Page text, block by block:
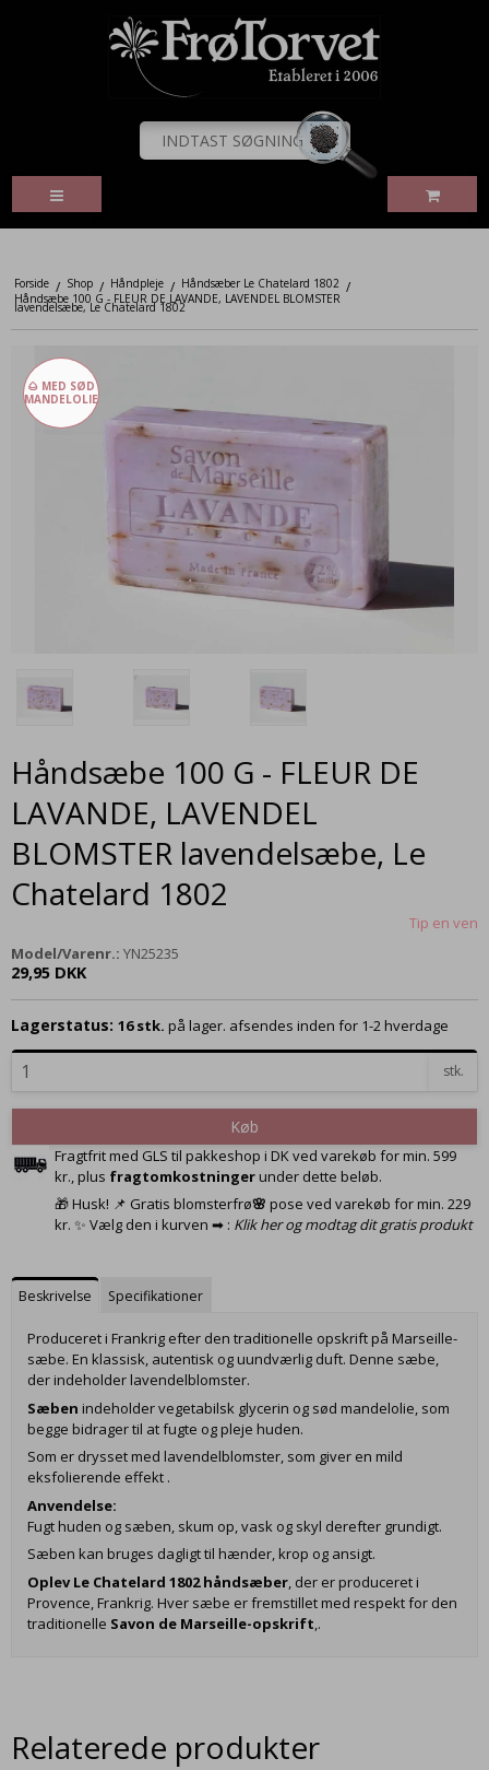
Forside / Shop / Håndpleje / Håndsæber Le Chatelard 1802 /
Håndsæbe 100 G - FLEUR DE LAVANDE, LAVENDEL BLOMSTER
lavendelsæbe, Le Chatelard 1802
🌰 MED SØD
MANDELOLIE
Håndsæbe 100 G - FLEUR DE
LAVANDE, LAVENDEL
BLOMSTER lavendelsæbe, Le
Chatelard 1802
Tip en ven
Model/Varenr.: YN25235
29,95 DKK
Lagerstatus: 16 stk. på lager. afsendes inden for 1-2 hverdage
stk.
Køb
Fragtfrit med GLS til pakkeshop i DK ved varekøb for min. 599
kr., plus fragtomkostningerunder dette beløb.
🎁 Husk! 📌 Gratis blomsterfrø🌸 pose ved varekøb for min. 229
kr. ✨ Vælg den i kurven ➡ : Klik her og modtag dit gratis produkt
Beskrivelse Specifikationer
Produceret i Frankrig efter den traditionelle opskrift på Marseille-
sæbe. En klassisk, autentisk og uundværlig duft. Denne sæbe,
der indeholder lavendelblomster.
Sæben indeholder vegetabilsk glycerin og sød mandelolie, som
begge bidrager til at fugte og pleje huden.
Som er drysset med lavendelblomster, som giver en mild
eksfolierende effekt .
Anvendelse:
Fugt huden og sæben, skum op, vask og skyl derefter grundigt.
Sæben kan bruges dagligt til hænder, krop og ansigt.
Oplev Le Chatelard 1802 håndsæber, der er produceret i
Provence, Frankrig. Hver sæbe er fremstillet med respekt for den
traditionelle Savon de Marseille-opskrift,.
Relaterede produkter